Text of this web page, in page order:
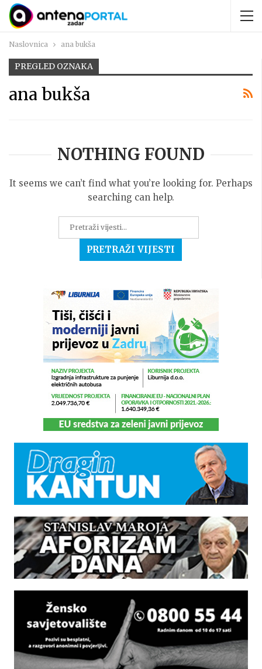
Naslovnica ana bukša
PREGLED OZNAKA
ana bukša
NOTHING FOUND
It seems we can’t find what you’re looking for. Perhaps
searching can help.